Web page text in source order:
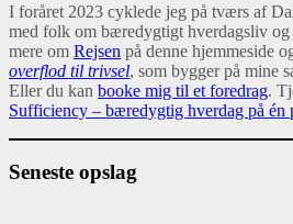
I foråret 2023 cyklede jeg på tværs af
med folk om bæredygtigt hverdagsliv
mere om Rejsen på denne hjemmeside
overflod til trivsel, som bygger på mine
Eller du kan booke mig til et foredrag.
Sufficiency – bæredygtig hverdag på én
Seneste opslag